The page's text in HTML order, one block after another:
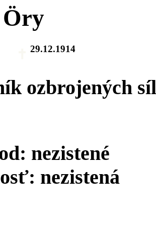
29.12.1914
ozbrojených síl
nezistené
nezistená